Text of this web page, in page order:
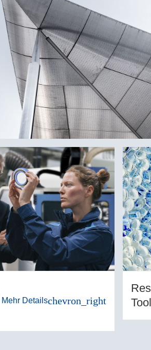
Mehr Detailschevron_right